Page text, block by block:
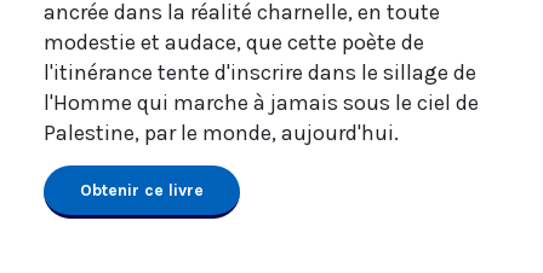
ancrée dans la réalité charnelle, en toute
modestie et audace, que cette poète de
l'itinérance tente d'inscrire dans le sillage de
l'Homme qui marche à jamais sous le ciel de
Palestine, par le monde, aujourd'hui.
Obtenir ce livre